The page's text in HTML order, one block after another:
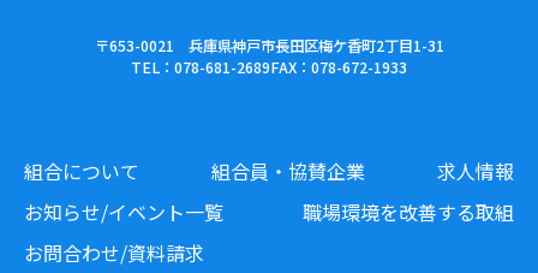
〒653-0021 兵庫県神戸市長田区梅ケ香町2丁目1-31
TEL：078-681-2689FAX：078-672-1933
組合について
組合員・協賛企業
お知らせ/イベント一覧
職場環境を改善する取組
求人情報
お問合わせ/資料請求